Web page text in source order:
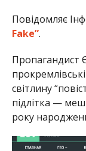
Повідомляє
Fake”.
Пропагандист
світлину
підлітка —
року